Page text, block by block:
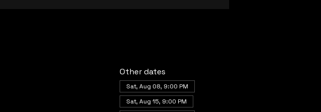
Other dates
Sat, Aug 08, 9:00 PM
Sat, Aug 15, 9:00 PM